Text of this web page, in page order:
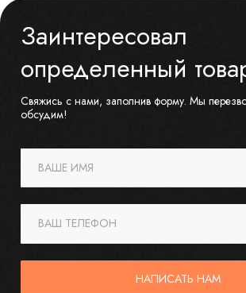
Заинтересовал
определенный
Свяжись с нами, заполнив форму. Мы
обсудим!
ВАШЕ ИМЯ
ВАШ ТЕЛЕФОН
НАПИСАТЬ НАМ